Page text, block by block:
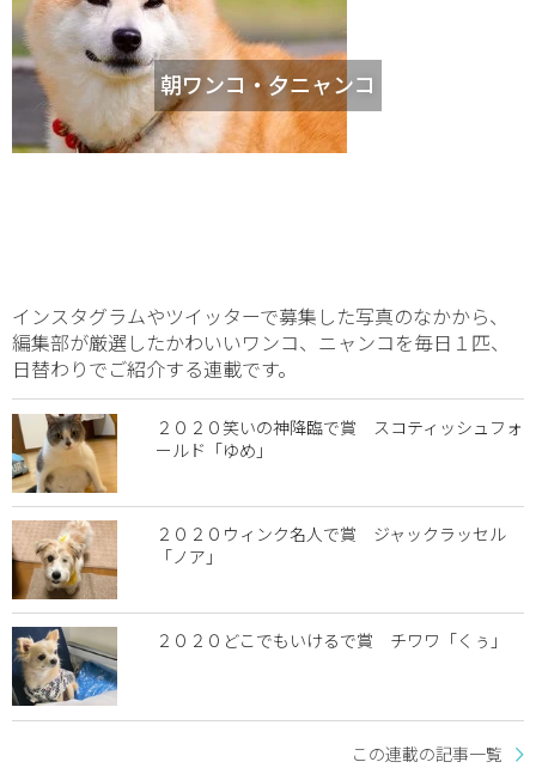
朝ワンコ・夕ニャンコ
インスタグラムやツイッターで募集した写真のなかから、
編集部が厳選したかわいいワンコ、ニャンコを毎日１匹、
日替わりでご紹介する連載です。
２０２０笑いの神降臨で賞 スコティッシュフォ
ールド「ゆめ」
２０２０ウィンク名人で賞 ジャックラッセル
「ノア」
２０２０どこでもいけるで賞 チワワ「くぅ」
この連載の記事一覧